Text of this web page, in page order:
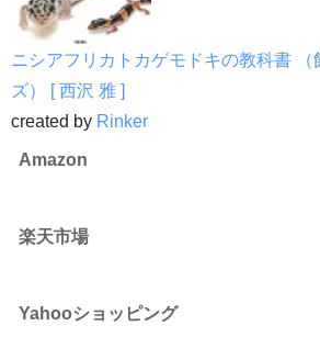
ニシアフリカトカゲモドキの教科書 （
ズ） [ 西沢 雅 ]
created by Rinker
Amazon
楽天市場
Yahooショッピング